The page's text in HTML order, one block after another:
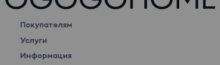
Покупателям
Услуги
Информация